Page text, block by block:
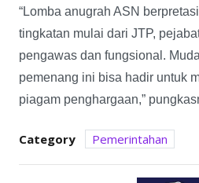
“Lomba anugrah ASN
tingkatan mulai dari JTP,
pengawas dan fungsional.
pemenang ini bisa hadir untuk
piagam penghargaan,”
Category Pemerintahan